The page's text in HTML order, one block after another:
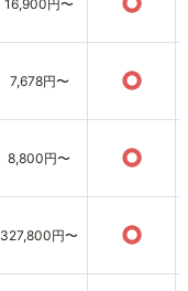
16,900円〜
7,678円〜 ○
8,800円〜 ○
327,800円〜 ○